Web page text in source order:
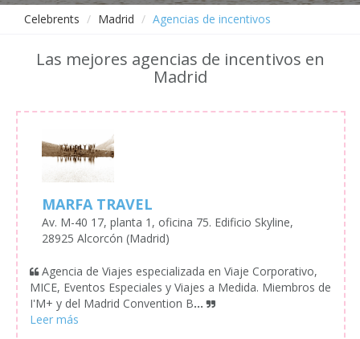
Celebrents Madrid Agencias de incentivos
Las mejores agencias de incentivos en
Madrid
MARFA TRAVEL
Av. M-40 17, planta 1, oficina 75. Edificio Skyline,
28925 Alcorcón (Madrid)
Agencia de Viajes especializada en Viaje Corporativo,
MICE, Eventos Especiales y Viajes a Medida. Miembros de
I'M+ y del Madrid Convention B...